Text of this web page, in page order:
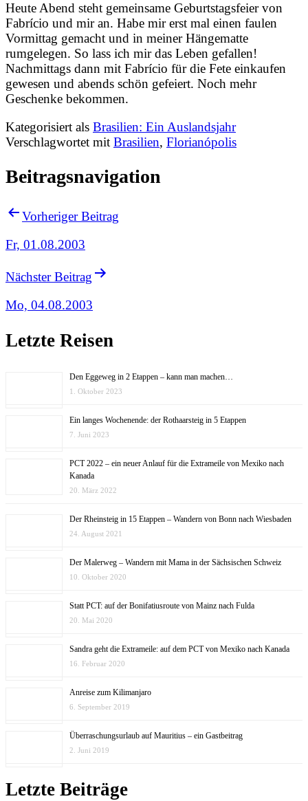
Heute Abend steht gemeinsame Geburtstagsfeier von
Fabrício und mir an. Habe mir erst mal einen faulen
Vormittag gemacht und in meiner Hängematte
rumgelegen. So lass ich mir das Leben gefallen!
Nachmittags dann mit Fabrício für die Fete einkaufen
gewesen und abends schön gefeiert. Noch mehr
Geschenke bekommen.
Kategorisiert als Brasilien: Ein Auslandsjahr
Verschlagwortet mit Brasilien, Florianópolis
Beitragsnavigation
Vorheriger Beitrag
Fr, 01.08.2003
Nächster Beitrag
Mo, 04.08.2003
Letzte Reisen
Den Eggeweg in 2 Etappen – kann man machen…
1. Oktober 2023
Ein langes Wochenende: der Rothaarsteig in 5 Etappen
7. Juni 2023
PCT 2022 – ein neuer Anlauf für die Extrameile von Mexiko nach
Kanada
20. März 2022
Der Rheinsteig in 15 Etappen – Wandern von Bonn nach Wiesbaden
24. August 2021
Der Malerweg – Wandern mit Mama in der Sächsischen Schweiz
10. Oktober 2020
Statt PCT: auf der Bonifatiusroute von Mainz nach Fulda
20. Mai 2020
Sandra geht die Extrameile: auf dem PCT von Mexiko nach Kanada
16. Februar 2020
Anreise zum Kilimanjaro
6. September 2019
Überraschungsurlaub auf Mauritius – ein Gastbeitrag
2. Juni 2019
Letzte Beiträge